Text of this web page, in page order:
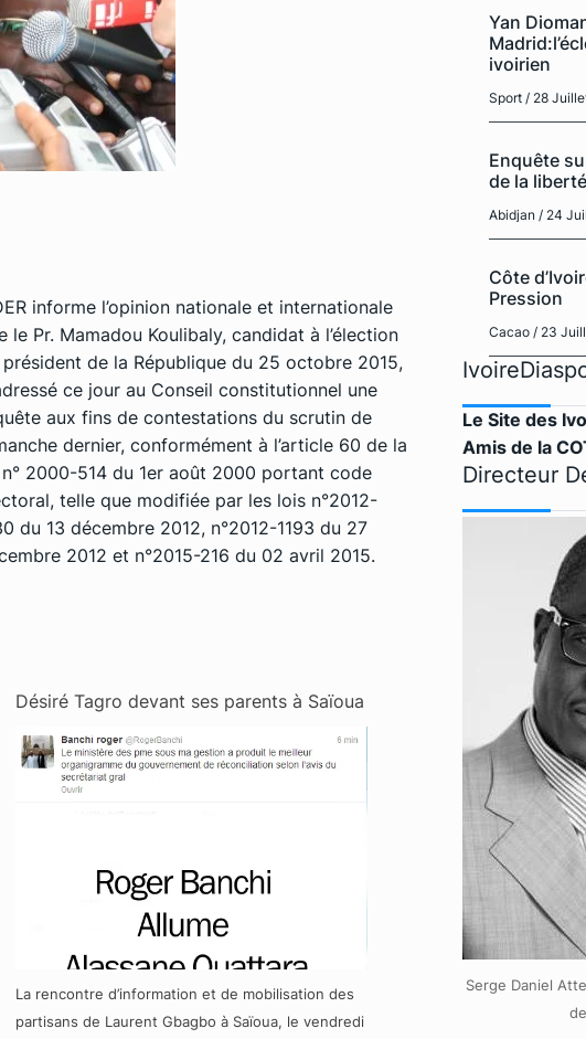
informe l’opinion nationale et internationale
le Pr. Mamadou Koulibaly, candidat à l’élection
de la République du 25 octobre 2015,
ce jour au Conseil constitutionnel une
aux fins de contestations du scrutin de
dernier, conformément à l’article 60 de la
2000-514 du 1er août 2000 portant code
telle que modifiée par les lois n°2012-
du 13 décembre 2012, n°2012-1193 du 27
2012 et n°2015-216 du 02 avril 2015.
Désiré Tagro devant ses parents à Saïoua
La rencontre d’information et de mobilisation des
partisans de Laurent Gbagbo à Saïoua, le vendredi
Yan
ivoirien
Sport / 28
Enquête
de la
Abidjan / 24
Côte
Pression
Cacao / 23
Le Site des
Amis de la
Directeur
Serge Daniel